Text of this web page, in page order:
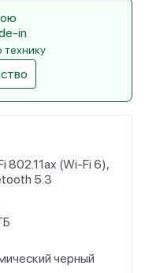
802.11ax (Wi-Fi 6),
5.3
черный
in